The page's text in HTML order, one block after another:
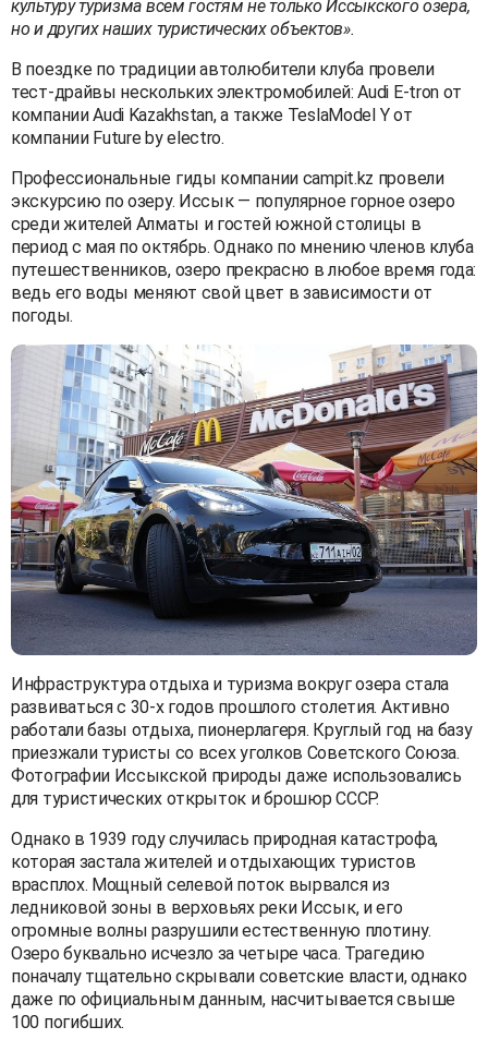
культуру туризма всем гостям не только Иссыкского озера,
но и других наших туристических объектов».
В поездке по традиции автолюбители клуба провели
тест-драйвы нескольких электромобилей: Audi E-tron от
компании Audi Kazakhstan, а также TeslaModel Y от
компании Future by electro.
Профессиональные гиды компании campit.kz провели
экскурсию по озеру. Иссык — популярное горное озеро
среди жителей Алматы и гостей южной столицы в
период с мая по октябрь. Однако по мнению членов клуба
путешественников, озеро прекрасно в любое время года:
ведь его воды меняют свой цвет в зависимости от
погоды.
Инфраструктура отдыха и туризма вокруг озера стала
развиваться с 30-х годов прошлого столетия. Активно
работали базы отдыха, пионерлагеря. Круглый год на базу
приезжали туристы со всех уголков Советского Союза.
Фотографии Иссыкской природы даже использовались
для туристических открыток и брошюр СССР.
Однако в 1939 году случилась природная катастрофа,
которая застала жителей и отдыхающих туристов
врасплох. Мощный селевой поток вырвался из
ледниковой зоны в верховьях реки Иссык, и его
огромные волны разрушили естественную плотину.
Озеро буквально исчезло за четыре часа. Трагедию
поначалу тщательно скрывали советские власти, однако
даже по официальным данным, насчитывается свыше
100 погибших.